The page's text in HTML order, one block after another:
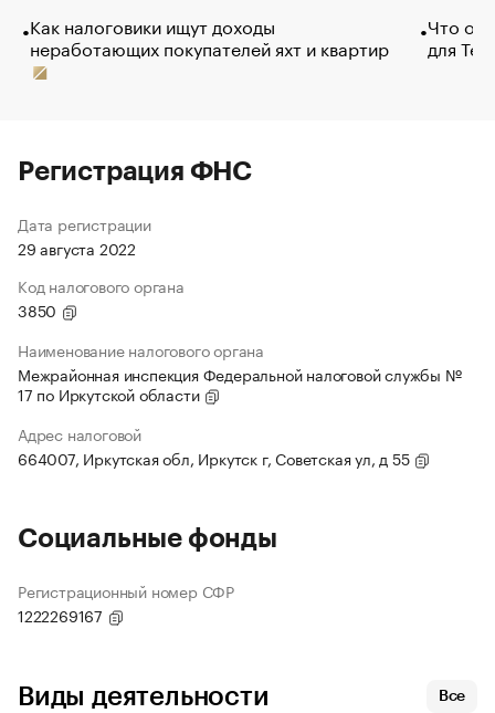
Как налоговики ищут доходы
неработающих покупателей яхт и квартир
Что
для
Регистрация ФНС
Дата регистрации
29 августа 2022
Код налогового органа
3850
Наименование налогового органа
Межрайонная инспекция Федеральной налоговой службы №
17 по Иркутской области
Адрес налоговой
664007, Иркутская обл, Иркутск г, Советская ул, д 55
Социальные фонды
Регистрационный номер СФР
1222269167
Виды деятельности Все